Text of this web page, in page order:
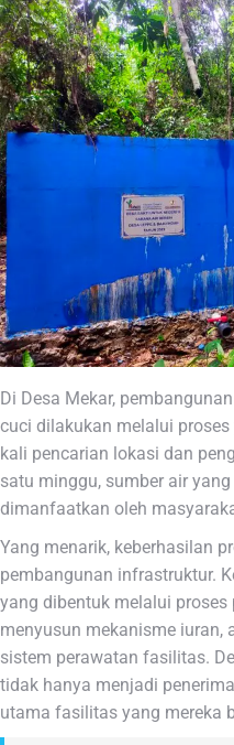
Di Desa Mekar,
cuci dilakukan melalui
kali pencarian lokasi dan
satu minggu, sumber air
dimanfaatkan oleh
Yang menarik, keberhasilan
pembangunan infrastruktur.
yang dibentuk melalui
menyusun mekanisme iuran,
sistem perawatan fasilitas.
tidak hanya menjadi
utama fasilitas yang mereka